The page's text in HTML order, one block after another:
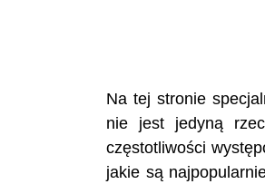
Na tej stronie
nie jest jedyną
częstotliwości
jakie są